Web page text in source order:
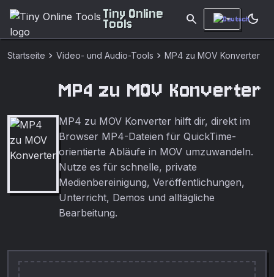
Tiny Online
Tools search dark_mode
Startseite chevron_right Video- und Audio-Tools chevron_right MP4 zu MOV Konverter
MP4 zu MOV Konverter
MP4 zu MOV Konverter hilft dir, direkt im
Browser MP4-Dateien für QuickTime-
orientierte Abläufe in MOV umzuwandeln.
Nutze es für schnelle, private
Medienbereinigung, Veröffentlichungen,
Unterricht, Demos und alltägliche
Bearbeitung.